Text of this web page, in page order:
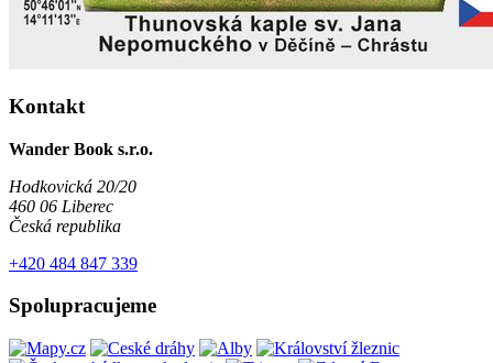
Kontakt
Wander Book s.r.o.
Hodkovická 20/20
460 06 Liberec
Česká republika
+420 484 847 339
Spolupracujeme